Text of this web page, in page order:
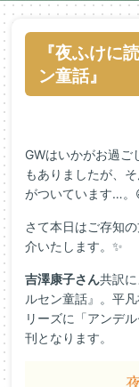
『夜ふけに
ン童話』
GWはいかがお過ご
もありましたが、
がついています…。
さて本日はご存知
介いたします。✨
吉澤康子さん共訳
ルセン童話』。平
リーズに「アンデ
刊となります。